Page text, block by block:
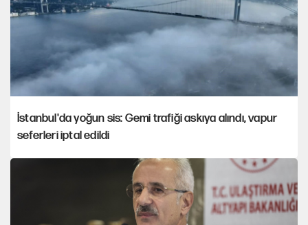
İstanbul'da yoğun sis: Gemi trafiği askıya alındı, vapur
seferleri iptal edildi